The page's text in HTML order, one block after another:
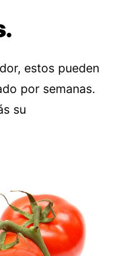
estos pueden
por semanas.
su